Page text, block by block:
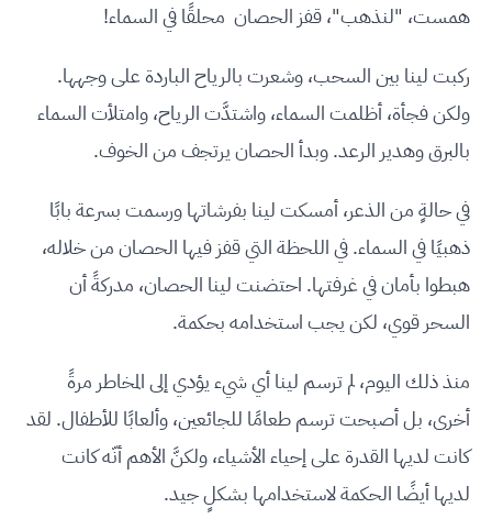
همست، "لنذهب"، قفز الحصان محلقًا في السماء!
ركبت لينا بين السحب، وشعرت بالرياح الباردة على وجهها.
ولكن فجأة، أظلمت السماء، واشتدَّت الرياح، وامتلأت السماء
بالبرق وهدير الرعد. وبدأ الحصان يرتجف من الخوف.
في حالةٍ من الذعر، أمسكت لينا بفرشاتها ورسمت بسرعة بابًا
ذهبيًا في السماء. في اللحظة التي قفز فيها الحصان من خلاله،
هبطوا بأمان في غرفتها. احتضنت لينا الحصان، مدركةً أن
السحر قوي، لكن يجب استخدامه بحكمة.
منذ ذلك اليوم، لم ترسم لينا أي شيء يؤدي إلى المخاطر مرةً
أخرى، بل أصبحت ترسم طعامًا للجائعين، وألعابًا للأطفال. لقد
كانت لديها القدرة على إحياء الأشياء، ولكنَّ الأهم أنّه كانت
لديها أيضًا الحكمة لاستخدامها بشكلٍ جيد.